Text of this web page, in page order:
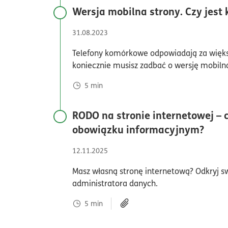
Wersja mobilna strony. Czy jest
31.08.2023
Telefony komórkowe odpowiadają za
koniecznie musisz zadbać o wersję
5 min
RODO na stronie internetowej –
obowiązku informacyjnym?
12.11.2025
Masz własną stronę internetową? Odkryj
administratora danych.
5 min